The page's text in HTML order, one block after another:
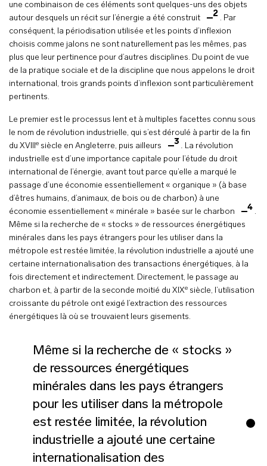
une combinaison de ces éléments sont quelques-uns des objets
autour desquels un récit sur l’énergie a été construit
2 . Par
conséquent, la périodisation utilisée et les points d’inflexion
choisis comme jalons ne sont naturellement pas les mêmes, pas
plus que leur pertinence pour d’autres disciplines. Du point de vue
de la pratique sociale et de la discipline que nous appelons le droit
international, trois grands points d’inflexion sont particulièrement
pertinents.
Le premier est le processus lent et à multiples facettes connu sous
le nom de révolution industrielle, qui s’est déroulé à partir de la fin
du XVIIIe siècle en Angleterre, puis ailleurs 3 . La révolution
industrielle est d’une importance capitale pour l’étude du droit
international de l’énergie, avant tout parce qu’elle a marqué le
passage d’une économie essentiellement « organique » (à base
d’êtres humains, d’animaux, de bois ou de charbon) à une
économie essentiellement « minérale » basée sur le charbon
4 .
Même si la recherche de « stocks » de ressources énergétiques
minérales dans les pays étrangers pour les utiliser dans la
métropole est restée limitée, la révolution industrielle a ajouté une
certaine internationalisation des transactions énergétiques, à la
fois directement et indirectement. Directement, le passage au
charbon et, à partir de la seconde moitié du XIXe siècle, l’utilisation
croissante du pétrole ont exigé l’extraction des ressources
énergétiques là où se trouvaient leurs gisements.
Même si la recherche de « stocks »
de ressources énergétiques
minérales dans les pays étrangers
pour les utiliser dans la métropole
est restée limitée, la révolution
industrielle a ajouté une certaine
internationalisation des